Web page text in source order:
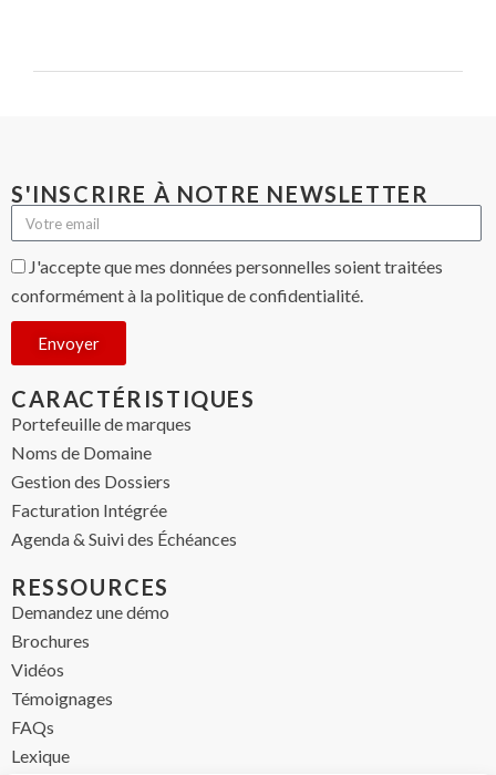
CARACTÉRISTIQUES
Portefeuille de marques
Noms de Domaine
Gestion des Dossiers
Facturation Intégrée
Agenda & Suivi des Échéances
S'INSCRIRE À NOTRE NEWSLETTER
J'accepte que mes données personnelles soient traitées
conformément à la politique de confidentialité.
Envoyer
RESSOURCES
Demandez une démo
Brochures
Vidéos
Témoignages
FAQs
Lexique